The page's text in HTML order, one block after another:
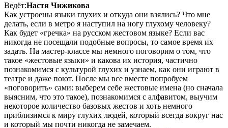
Ведёт:Настя Чижикова
Как устроены языки глухих и откуда они взялись? Что мне
делать, если в метро я наступил на ногу глухому человеку?
Как будет «гречка» на русском жестовом языке? Если вас
никогда не посещали подобные вопросы, то самое время их
задать. На мастер-классе мы немного поговорим о том, что
такое «жестовые языки» и какова их история, частично
познакомимся с культурой глухих и узнаем, как они играют в
театре и даже поют. После мы все вместе попробуем
«поговорить» сами: выберем себе жестовые имена (но сначала
выясним, что это такое), познакомимся с алфавитом, выучим
некоторое количество базовых жестов и хоть немного
приблизимся к миру глухих людей, который всегда вокруг нас
и который мы почти никогда не замечаем.